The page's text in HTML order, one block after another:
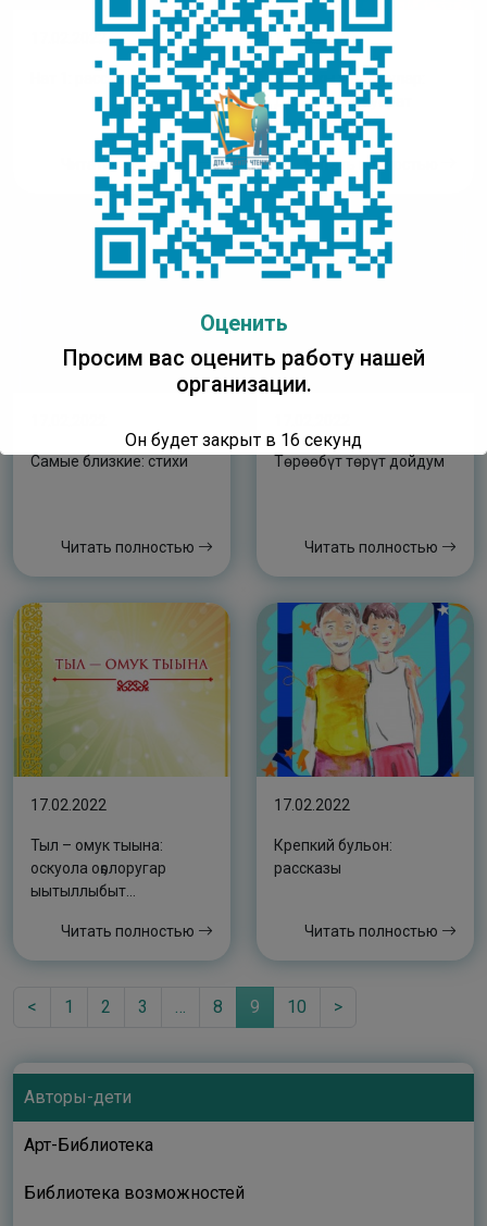
17.02.2022
Нат 1: рассказ
Читать полностью
17.02.2022
Бастакы холонуулар:
Дьокуускай куорат
Национальнай
гимназиятын оҕолорун
суруйууларын
хомуурунньуга,
салайааччы Т. И.
Яковлева-Литвинцева
Читать полностью
Самые близкие: стихи
Читать полностью
Төрөөбүт төрүт дойдум
Читать полностью
17.02.2022
Тыл – омук тыына:
оскуола оҕолоругар
ыытыллыбыт
сахалыы ыстатыйаны
уонна уус-уран кэпсээни
түмүгүнэн таҥыллыбыт
Читать полностью
17.02.2022
Крепкий бульон:
рассказы
Читать полностью
< 1 2 3 … 8 9 10 >
Авторы-дети
Арт-Библиотека
Библиотека возможностей
Оценить
Просим вас оценить работу нашей
организации.
Он будет закрыт в 16 секунд